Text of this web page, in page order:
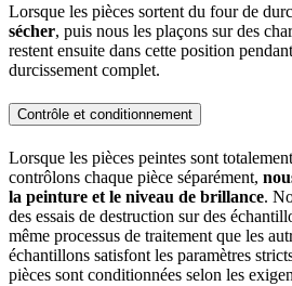
Lorsque les pièces sortent du four de
sécher, puis nous les plaçons sur des
restent ensuite dans cette position
durcissement complet.
Contrôle et conditionnement
Lorsque les pièces peintes sont
contrôlons chaque pièce séparément,
la peinture et le niveau de brillance.
des essais de destruction sur des
même processus de traitement que les
échantillons satisfont les paramètres
pièces sont conditionnées selon les